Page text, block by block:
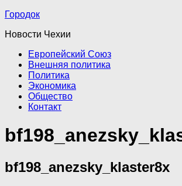
Городок
Новости Чехии
Европейский Союз
Внешняя политика
Политика
Экономика
Общество
Контакт
bf198_anezsky_klaster8x